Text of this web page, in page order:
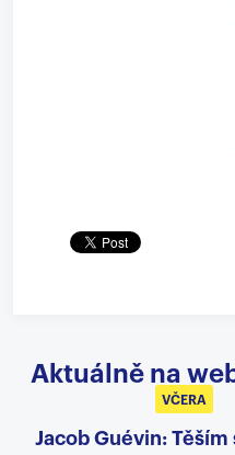
Aktuálně na
VČERA
Jacob Guévin: Těším